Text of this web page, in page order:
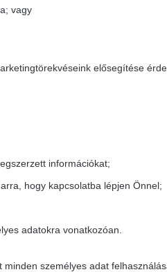
vagy
elősegítése
információkat;
hogy kapcsolatba lépjen Önnel;
adatokra vonatkozóan.
személyes adat